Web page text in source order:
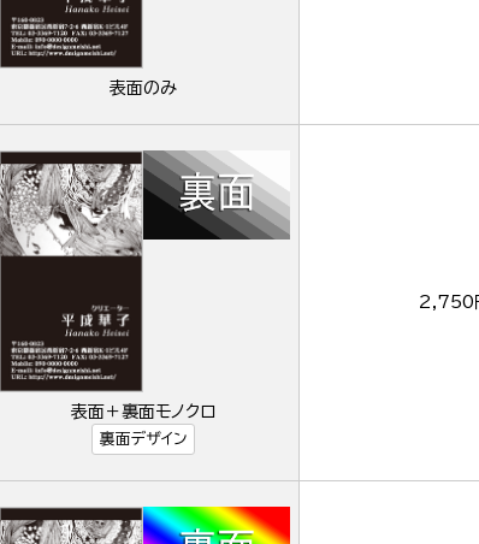
表面のみ
表面＋裏面モノクロ
裏面デザイン
2,750